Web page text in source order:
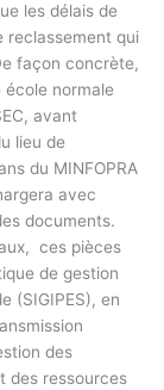
les délais de
reclassement qui
façon concrète,
école normale
avant
lieu de
du MINFOPRA
avec
documents.
ces pièces
de gestion
(SIGIPES), en
des
des ressources